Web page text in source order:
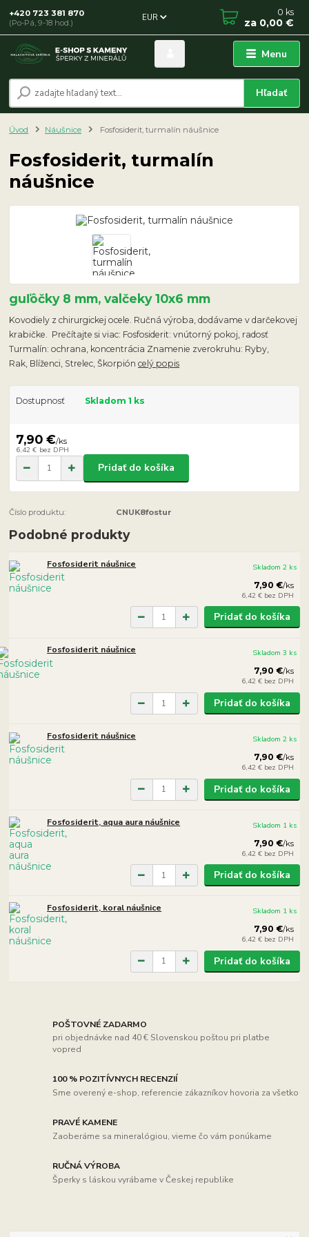
Menu
EUR
Hľadať
+420 723 381 870
(Po-Pá, 9-18 hod.)
0 ks
za 0,00 €
Úvod Náušnice Fosfosiderit, turmalín náušnice
Fosfosiderit, turmalín
náušnice
guľôčky 8 mm, valčeky 10x6 mm
Kovodiely z chirurgickej ocele. Ručná výroba, dodávame v darčekovej
krabičke. Prečítajte si viac: Fosfosiderit: vnútorný pokoj, radosť
Turmalín: ochrana, koncentrácia Znamenie zverokruhu: Ryby,
Rak, Blíženci, Strelec, Škorpióncelý popis
Dostupnosť Skladom 1 ks
7,90 €/ks
6,42 € bez DPH
Pridať do košíka
Číslo produktu: CNUK8fostur
Podobné produkty
Fosfosiderit náušnice
7,90 €/ks
6,42 € bez DPH
Skladom 2 ks
Pridať do košíka
Fosfosiderit náušnice
7,90 €/ks
6,42 € bez DPH
Skladom 3 ks
Pridať do košíka
Fosfosiderit náušnice
7,90 €/ks
6,42 € bez DPH
Skladom 2 ks
Pridať do košíka
Fosfosiderit, aqua aura náušnice
7,90 €/ks
6,42 € bez DPH
Skladom 1 ks
Pridať do košíka
Fosfosiderit, koral náušnice
7,90 €/ks
6,42 € bez DPH
Skladom 1 ks
Pridať do košíka
POŠTOVNÉ ZADARMO
pri objednávke nad 40 € Slovenskou poštou pri platbe
vopred
100 % POZITÍVNYCH RECENZIÍ
Sme overený e-shop, referencie zákazníkov hovoria za všetko
PRAVÉ KAMENE
Zaoberáme sa mineralógiou, vieme čo vám ponúkame
RUČNÁ VÝROBA
Šperky s láskou vyrábame v Českej republike